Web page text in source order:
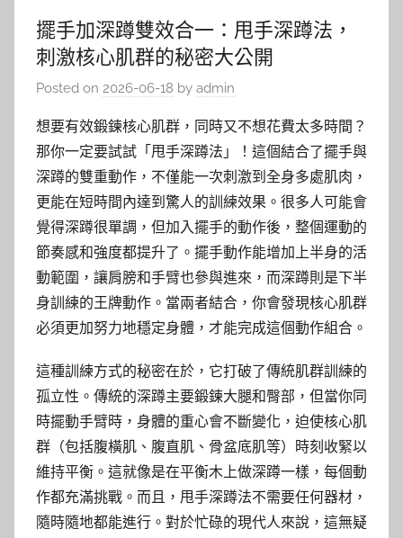
擺手加深蹲雙效合一：甩手深蹲法，
刺激核心肌群的秘密大公開
Posted on 2026-06-18 by admin
想要有效鍛鍊核心肌群，同時又不想花費太多時間？
那你一定要試試「甩手深蹲法」！這個結合了擺手與
深蹲的雙重動作，不僅能一次刺激到全身多處肌肉，
更能在短時間內達到驚人的訓練效果。很多人可能會
覺得深蹲很單調，但加入擺手的動作後，整個運動的
節奏感和強度都提升了。擺手動作能增加上半身的活
動範圍，讓肩膀和手臂也參與進來，而深蹲則是下半
身訓練的王牌動作。當兩者結合，你會發現核心肌群
必須更加努力地穩定身體，才能完成這個動作組合。
這種訓練方式的秘密在於，它打破了傳統肌群訓練的
孤立性。傳統的深蹲主要鍛鍊大腿和臀部，但當你同
時擺動手臂時，身體的重心會不斷變化，迫使核心肌
群（包括腹橫肌、腹直肌、骨盆底肌等）時刻收緊以
維持平衡。這就像是在平衡木上做深蹲一樣，每個動
作都充滿挑戰。而且，甩手深蹲法不需要任何器材，
隨時隨地都能進行。對於忙碌的現代人來說，這無疑